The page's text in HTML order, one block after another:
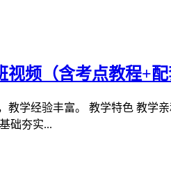
频（含考点教程+配
学经验丰富。 教学特色 教
础夯实...